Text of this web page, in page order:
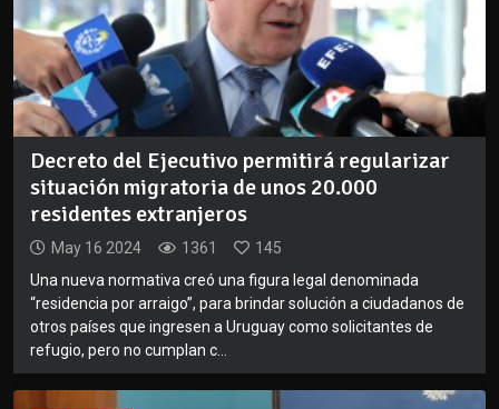
Decreto del Ejecutivo permitirá regularizar
situación migratoria de unos 20.000
residentes extranjeros
May 16 2024 1361
145
Una nueva normativa creó una figura legal denominada
“residencia por arraigo”, para brindar solución a ciudadanos de
otros países que ingresen a Uruguay como solicitantes de
refugio, pero no cumplan c...